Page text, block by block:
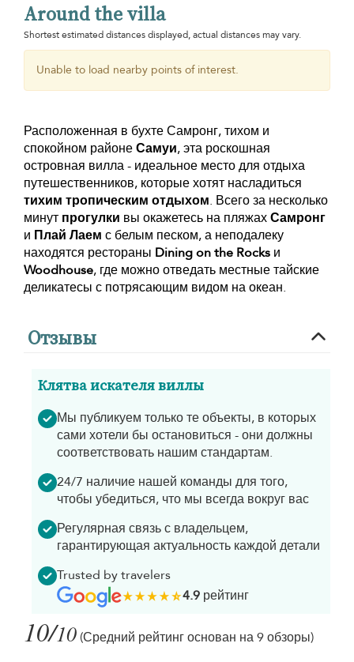
Around the villa
Shortest estimated distances displayed, actual distances may vary.
Unable to load nearby points of interest.
Расположенная в бухте Самронг, тихом и
спокойном районеСамуи, эта роскошная
островная вилла - идеальное место для отдыха
путешественников, которые хотят насладиться
тихим тропическим отдыхом. Всего за несколько
минут прогулки вы окажетесь на пляжахСамронг
и Плай Лаем с белым песком, а неподалеку
находятся рестораны Dining on the Rocks и
Woodhouse, где можно отведать местные тайские
деликатесы с потрясающим видом на океан.
Отзывы
Клятва искателя виллы
Мы публикуем только те объекты, в которых
сами хотели бы остановиться - они должны
соответствовать нашим стандартам.
24/7 наличие нашей команды для того,
чтобы убедиться, что мы всегда вокруг вас
Регулярная связь с владельцем,
гарантирующая актуальность каждой детали
Trusted by travelers
4.9рейтинг
10/10 (Средний рейтинг основан на 9 обзоры)